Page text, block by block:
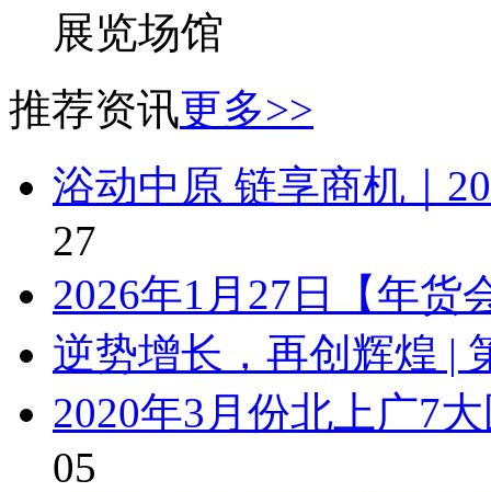
展览场馆
推荐资讯更多>>
浴动中原 链享商机｜
27
2026年1月27日【年货
逆势增长，再创辉煌 |
2020年3月份北上广7
05